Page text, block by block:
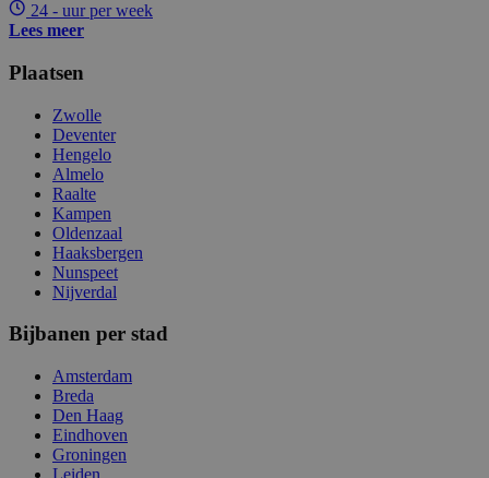
24 - uur per week
Lees meer
Plaatsen
Zwolle
Deventer
Hengelo
Almelo
Raalte
Kampen
Oldenzaal
Haaksbergen
Nunspeet
Nijverdal
Bijbanen per stad
Amsterdam
Breda
Den Haag
Eindhoven
Groningen
Leiden